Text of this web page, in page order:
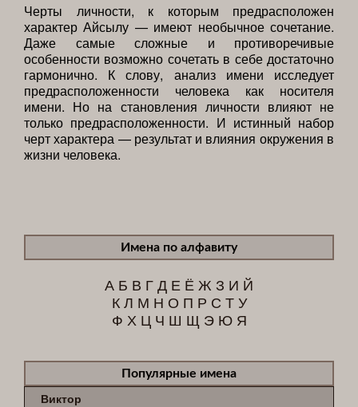
Черты личности, к которым предрасположен
характер Айсылу — имеют необычное сочетание.
Даже самые сложные и противоречивые
особенности возможно сочетать в себе достаточно
гармонично. К слову, анализ имени исследует
предрасположенности человека как носителя
имени. Но на становления личности влияют не
только предрасположенности. И истинный набор
черт характера — результат и влияния окружения в
жизни человека.
Имена по алфавиту
А Б В ГД Е Ё Ж З И Й
К Л М Н О П Р С Т У
Ф Х Ц Ч Ш Щ Э Ю Я
Популярные имена
Виктор